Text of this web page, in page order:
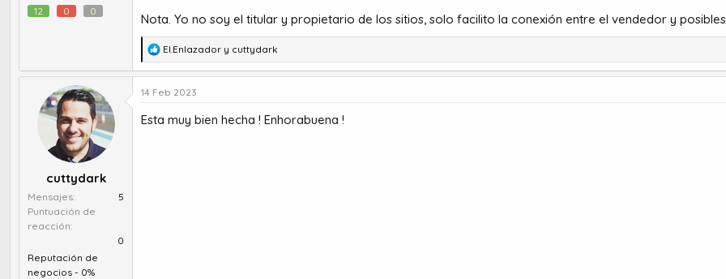
12
0 0
Nota. Yo no soy el titular y propietario de los sitios, solo facilito la conexión entre el vendedor y
R
e
a
c
i
El.Enlazador y cuttydark
cuttydark
Mensajes
5
Puntuación de
reacción
0
Reputación de
negocios - 0%
14 Feb 2023
Esta muy bien hecha ! Enhorabuena !